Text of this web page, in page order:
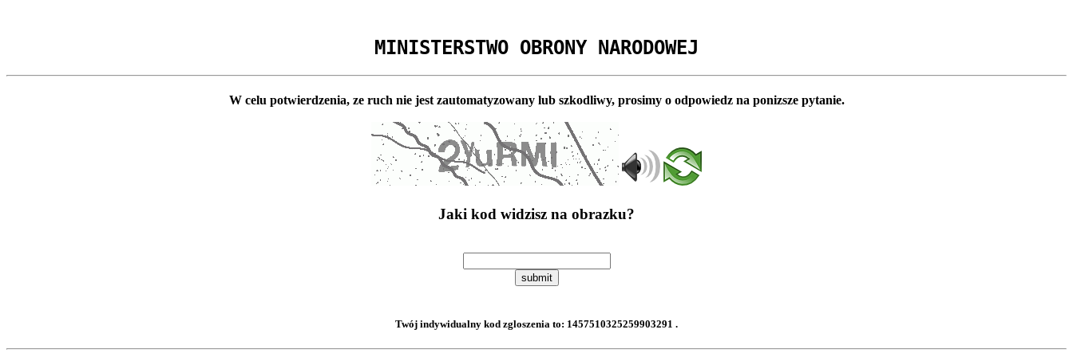
MINISTERSTWO OBRONY NARODOWEJ
W celu potwierdzenia, ze ruch nie jest zautomatyzowany lub szkodliwy, prosimy o odpowiedz na ponizsze pytanie.
Jaki kod widzisz na obrazku?
submit
Twój indywidualny kod zgloszenia to: 1457510325259903291 .